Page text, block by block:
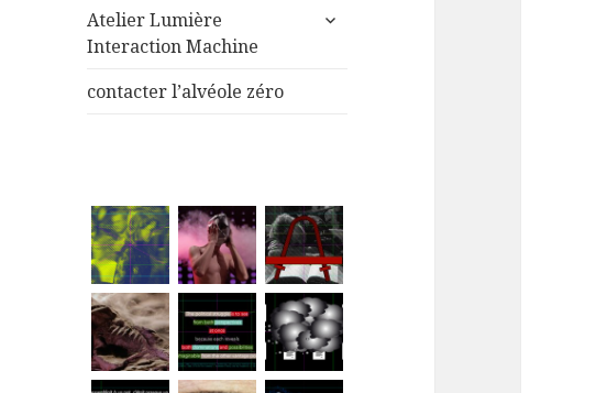
sous-
Atelier Lumière
Interaction Machine
ouvrir
contacter l’alvéole zéro